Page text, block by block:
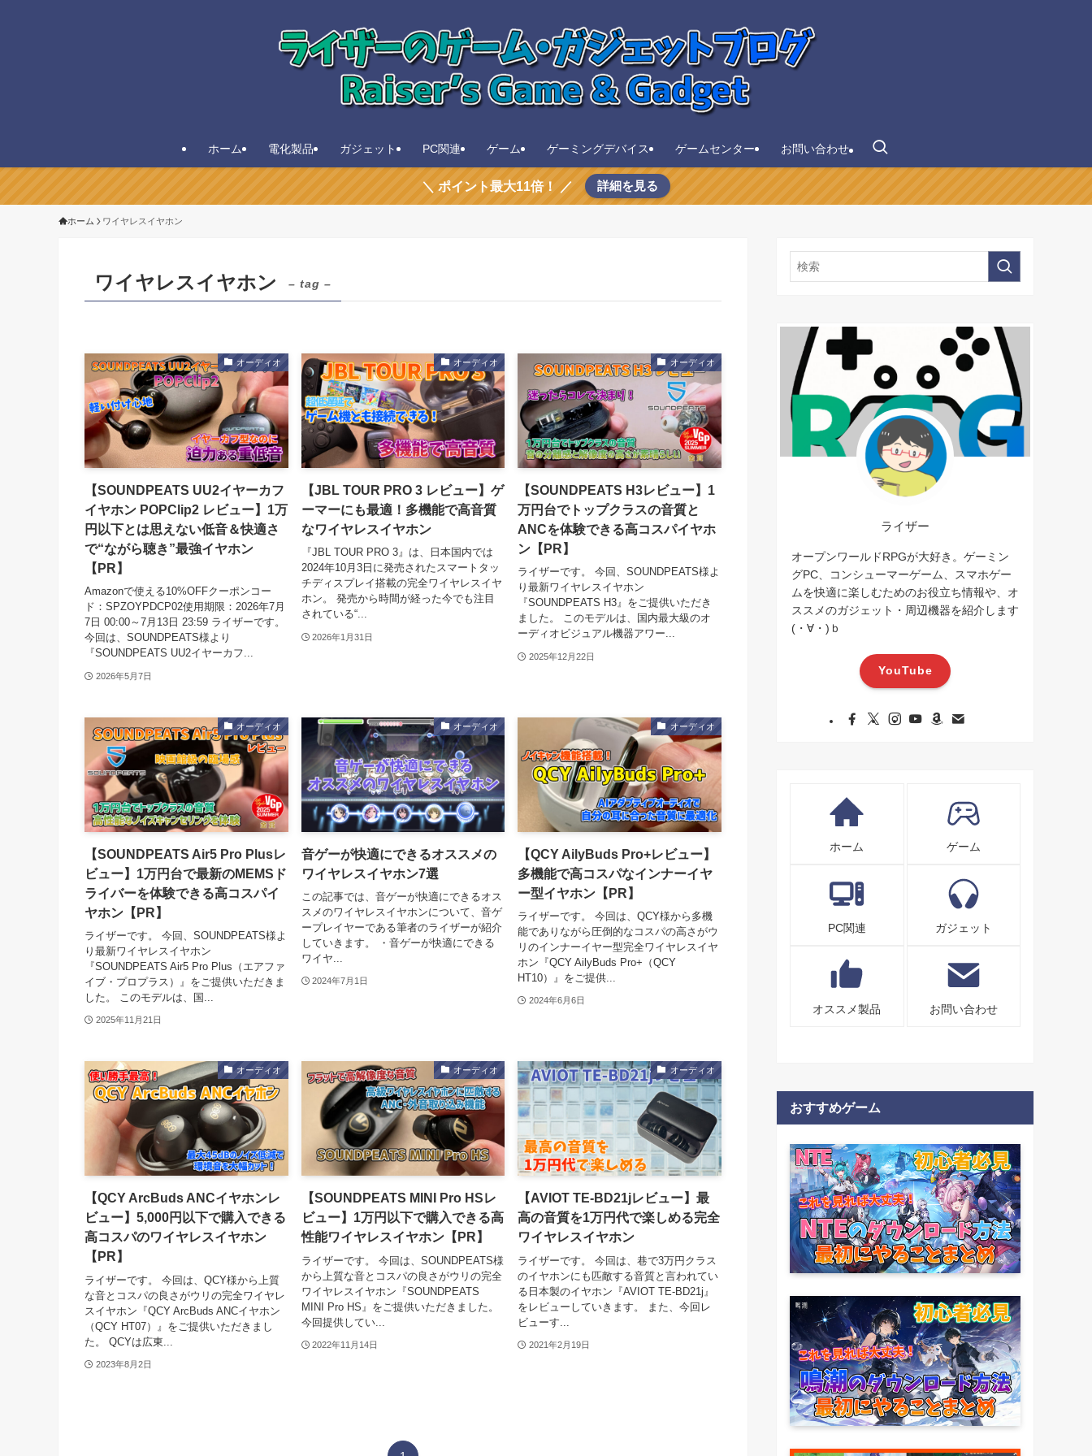
ホーム 電化製品 ガジェット PC関連 ゲーム ゲーミングデバイス ゲームセンター お問い合わせ
＼ ポイント最大11倍！ ／ 詳細を見る
ホーム ワイヤレスイヤホン
ワイヤレスイヤホン – tag –
オーディオ
【SOUNDPEATS UU2イヤーカフ
イヤホン POPClip2 レビュー】1万
円以下とは思えない低音＆快適さ
で“ながら聴き”最強イヤホン
【PR】
Amazonで使える10%OFFクーポンコー
ド：SPZOYPDCP02使用期限：2026年7月
7日 00:00～7月13日 23:59 ライザーです。
今回は、SOUNDPEATS様より
『SOUNDPEATS UU2イヤーカフ...
2026年5月7日
オーディオ
【JBL TOUR PRO 3 レビュー】ゲ
ーマーにも最適！多機能で高音質
なワイヤレスイヤホン
『JBL TOUR PRO 3』は、日本国内では
2024年10月3日に発売されたスマートタッ
チディスプレイ搭載の完全ワイヤレスイヤ
ホン。 発売から時間が経った今でも注目
されている“...
2026年1月31日
オーディオ
【SOUNDPEATS H3レビュー】1
万円台でトップクラスの音質と
ANCを体験できる高コスパイヤホ
ン【PR】
ライザーです。 今回、SOUNDPEATS様よ
り最新ワイヤレスイヤホン
『SOUNDPEATS H3』をご提供いただき
ました。 このモデルは、国内最大級のオ
ーディオビジュアル機器アワー...
2025年12月22日
オーディオ
【SOUNDPEATS Air5 Pro Plusレ
ビュー】1万円台で最新のMEMSド
ライバーを体験できる高コスパイ
ヤホン【PR】
ライザーです。 今回、SOUNDPEATS様よ
り最新ワイヤレスイヤホン
『SOUNDPEATS Air5 Pro Plus（エアファ
イブ・プロプラス）』をご提供いただきま
した。 このモデルは、国...
2025年11月21日
オーディオ
音ゲーが快適にできるオススメの
ワイヤレスイヤホン7選
この記事では、音ゲーが快適にできるオス
スメのワイヤレスイヤホンについて、音ゲ
ープレイヤーである筆者のライザーが紹介
していきます。 ・音ゲーが快適にできる
ワイヤ...
2024年7月1日
オーディオ
【QCY AilyBuds Pro+レビュー】
多機能で高コスパなインナーイヤ
ー型イヤホン【PR】
ライザーです。 今回は、QCY様から多機
能でありながら圧倒的なコスパの高さがウ
リのインナーイヤー型完全ワイヤレスイヤ
ホン『QCY AilyBuds Pro+（QCY
HT10）』をご提供...
2024年6月6日
オーディオ
【QCY ArcBuds ANCイヤホンレ
ビュー】5,000円以下で購入できる
高コスパのワイヤレスイヤホン
【PR】
ライザーです。 今回は、QCY様から上質
な音とコスパの良さがウリの完全ワイヤレ
スイヤホン『QCY ArcBuds ANCイヤホン
（QCY HT07）』をご提供いただきまし
た。 QCYは広東...
2023年8月2日
オーディオ
【SOUNDPEATS MINI Pro HSレ
ビュー】1万円以下で購入できる高
性能ワイヤレスイヤホン【PR】
ライザーです。 今回は、SOUNDPEATS様
から上質な音とコスパの良さがウリの完全
ワイヤレスイヤホン『SOUNDPEATS
MINI Pro HS』をご提供いただきました。
今回提供してい...
2022年11月14日
オーディオ
【AVIOT TE-BD21jレビュー】最
高の音質を1万円代で楽しめる完全
ワイヤレスイヤホン
ライザーです。 今回は、巷で3万円クラス
のイヤホンにも匹敵する音質と言われてい
る日本製のイヤホン『AVIOT TE-BD21j』
をレビューしていきます。 また、今回レ
ビューす...
2021年2月19日
ライザー
オープンワールドRPGが大好き。ゲーミン
グPC、コンシューマーゲーム、スマホゲー
ムを快適に楽しむためのお役立ち情報や、オ
ススメのガジェット・周辺機器を紹介します
(・∀・)ｂ
YouTube
ホーム ゲーム
PC関連 ガジェット
オススメ製品 お問い合わせ
おすすめゲーム